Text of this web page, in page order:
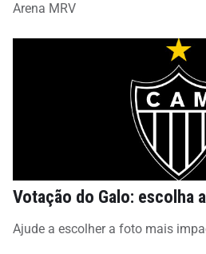
Arena MRV
Votação do Galo: escolha
Ajude a escolher a foto mais